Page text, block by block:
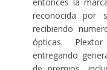
reconocida por
recibiendo
ópticas.
entregando